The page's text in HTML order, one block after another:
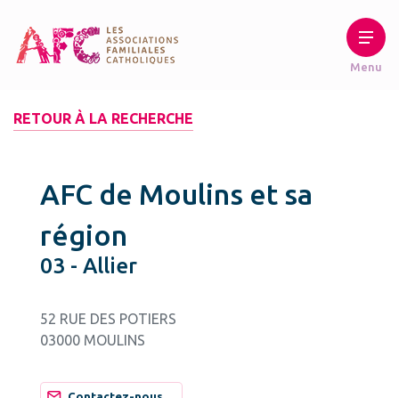
RETOUR À LA RECHERCHE
AFC de Moulins et sa
région
03 - Allier
52 RUE DES POTIERS
03000 MOULINS